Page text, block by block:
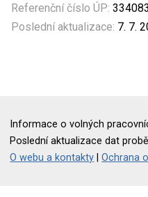
Referenční číslo ÚP:
Poslední aktualizace: 7. 7.
Informace o volných
Poslední aktualizace dat
O webu a kontakty |Ochrana